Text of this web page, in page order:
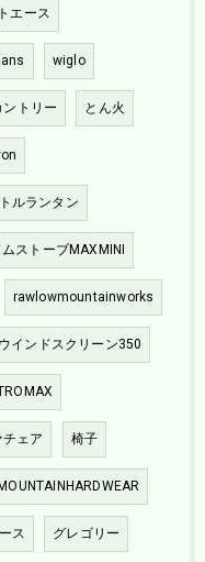
エース
wiglo
ントリー とん火
ルランタン
ストーブMAXMINI
rawlowmountainworks
ウインドスクリーン350
ェア 椅子
ス グレゴリー